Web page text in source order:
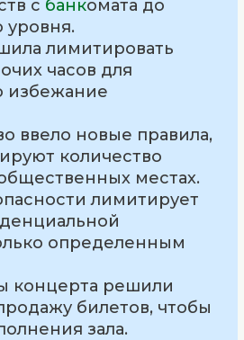
с банкомата до
уровня.
лимитировать
часов для
избежание
ввело новые правила,
количество
местах.
лимитирует
определенным
концерта решили
билетов, чтобы
зала.